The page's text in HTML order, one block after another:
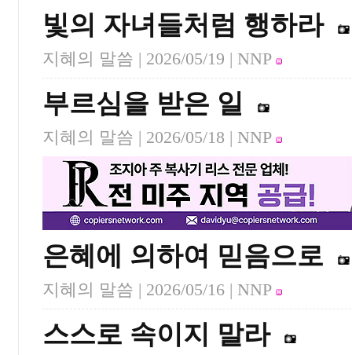
빛의 자녀들처럼 행하라
지혜의 말씀 | 2026/05/19 | NNP
부르심을 받은 일
지혜의 말씀 | 2026/05/18 | NNP
은혜에 의하여 믿음으로
지혜의 말씀 | 2026/05/16 | NNP
스스로 속이지 말라